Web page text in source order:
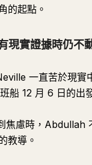
的起點。
現實證據時仍不
一直苦於現實
船 12 月 6 日的出
焦慮時，Abdullah
教導。